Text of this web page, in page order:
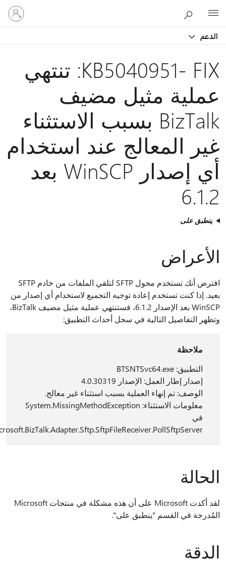
تسجيل
الدخول
إلى
KB5040951- FIX: تنتهي
مثيل مضيف
BizTalk بسبب الاستثناء
المعالج عند استخدام
أي إصدار WinSCP بعد
على
افترض أنك تستخدم محول SFTP لتلقي الملفات من خادم SFTP
إذا كنت تستخدم إعادة توجيه التجميع لاستخدام أي إصدار من
WinSCP بعد الإصدار 6.1.2، فستنتهي عملية مثيل مضيف BizTalk،
التفاصيل التالية في سجل أحداث التطبيق:
ملاحظة
التطبيق: BTSNTSvc64.exe
إصدار إطار العمل: الإصدار 4.0.30319
الوصف: تم إنهاء العملية بسبب استثناء غير معالج.
معلومات الاستثناء: System.MissingMethodException
Microsoft.BizTalk.Adapter.Sftp.SftpFileReceiver.PollSftpServer()
لقد أكدت Microsoft على أن هذه مشكلة في منتجات Microsoft
في القسم "ينطبق على".